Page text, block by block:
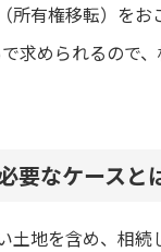
有権移転）をお
求められるので
要なケースと
土地を含め、相